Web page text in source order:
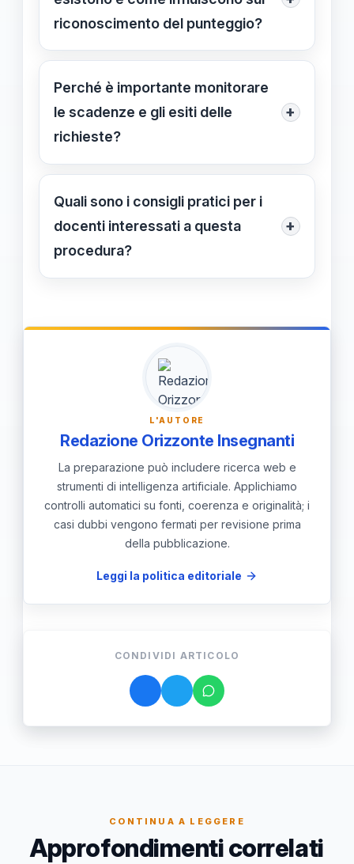
documentazione completa e
riconoscimento del punteggio?
Le sentenze del TAR Lazio
riconoscono che il servizio civile e
militare può qualificare ai fini del
punteggio, facilitando l'ottenimento
Perché è importante monitorare
le scadenze e gli esiti delle
richieste?
+
Per garantire un corretto
aggiornamento del punteggio e
intervenire tempestivamente in caso
di problemi o ritardi, conservando
Quali sono i consigli pratici per i
docenti interessati a questa
procedura?
+
Raccogliere tutta la documentazione
legale e seguire attentamente tutte le
indicazioni normative e giudiziarie.
L'AUTORE
Redazione Orizzonte Insegnanti
La preparazione può includere ricerca web e
strumenti di intelligenza artificiale. Applichiamo
controlli automatici su fonti, coerenza e originalità; i
casi dubbi vengono fermati per revisione prima
della pubblicazione.
Leggi la politica editoriale
CONDIVIDI ARTICOLO
CONTINUA A LEGGERE
Approfondimenti correlati